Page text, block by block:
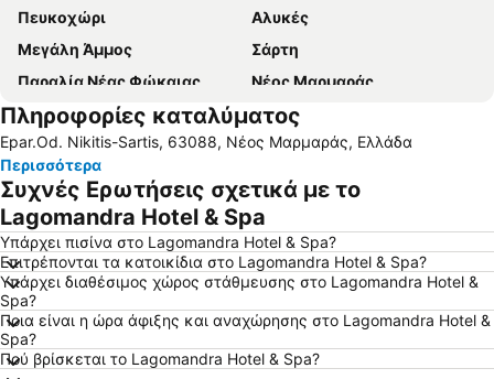
Πευκοχώρι
Αλυκές
Μεγάλη Άμμος
Σάρτη
Παραλία Νέας Φώκαιας
Νέος Μαρμαράς
Κομίτσα
Νέα Ποτίδαια
Νέα Ρόδα
Παραλία της Ουρανόπολης
Νικήτη
Λιμάνι Ιερισσού
Τριστινίκα
Αγιος Γεώργιος
Πόρτο Καρράς 1
Πολύχρονο
Καρύδι
Παραλία Καλογριάς
Καλλιθέα
'Ορμος Παναγιάς
Ψακούδια
Νέα Πλάγια
Πληροφορίες καταλύματος
Epar.Od. Nikitis-Sartis, 63088, Νέος Μαρμαράς, Ελλάδα
Περισσότερα
Συχνές Ερωτήσεις σχετικά με το
Lagomandra Hotel & Spa
Υπάρχει πισίνα στο Lagomandra Hotel & Spa?
Επιτρέπονται τα κατοικίδια στο Lagomandra Hotel & Spa?
Υπάρχει διαθέσιμος χώρος στάθμευσης στο Lagomandra Hotel &
Spa?
Ποια είναι η ώρα άφιξης και αναχώρησης στο Lagomandra Hotel &
Spa?
Πού βρίσκεται το Lagomandra Hotel & Spa?